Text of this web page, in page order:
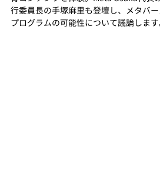
行委員長の手塚麻里も登壇し、メタバ
プログラムの可能性について議論します